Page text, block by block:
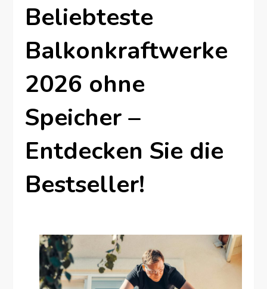
Beliebteste
Balkonkraftwerke
2026 ohne
Speicher –
Entdecken Sie die
Bestseller!